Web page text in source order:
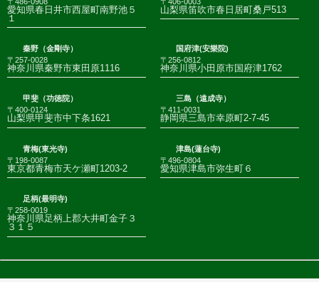
愛知県春日井市西屋町南野池５
１
山梨県笛吹市春日居町桑戸513
秦野（金剛寺）
〒257-0028
神奈川県秦野市東田原1116
国府津(安樂院)
〒256-0812
神奈川県小田原市国府津1762
甲斐（功徳院）
〒400-0124
山梨県甲斐市中下条1621
三島（遠成寺）
〒411-0031
静岡県三島市幸原町2-7-45
青梅(東光寺)
〒198-0087
東京都青梅市天ケ瀬町1203-2
津島(蓮台寺)
〒496-0804
愛知県津島市弥生町６
足柄(最明寺)
〒258-0019
神奈川県足柄上郡大井町金子３
３１５